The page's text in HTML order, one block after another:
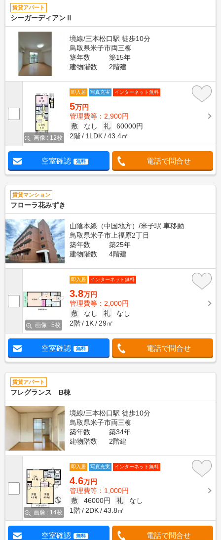
賃貸アパート
シーガーディアンⅡ
境線/三本松口駅 徒歩10分
鳥取県米子市両三柳
築年数
築15年
建物階数
2階建
画像 : 12枚
即入居 写真充実 インターネット無料
5万円
管理費等：2,900円
敷
なし 礼
60000円
2階
1LDK 43.4㎡
空室確認 無料 電話で問合せ
賃貸マンション
フローラ花みずき
山陰本線（中国地方）/米子駅 車移動
鳥取県米子市上福原2丁目
築年数
築25年
建物階数
4階建
画像 : 5枚
即入居 インターネット無料
3.8万円
管理費等：2,000円
敷
なし 礼
なし
2階
1K 29㎡
空室確認 無料 電話で問合せ
賃貸アパート
フレグランス B棟
境線/三本松口駅 徒歩10分
鳥取県米子市両三柳
築年数
築34年
建物階数
2階建
画像 : 14枚
即入居 写真充実 インターネット無料
4.6万円
管理費等：1,000円
敷
46000円 礼
なし
1階
2DK 43.8㎡
空室確認 無料 電話で問合せ